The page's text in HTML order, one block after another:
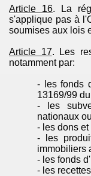
Article 16. La
s'applique pas à l'
soumises aux lois
Article 17. Les
notamment par:
- les fonds
13169/99
- les
nationaux
- les dons
- les
immobiliers
- les fonds
- les